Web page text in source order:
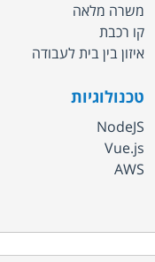
משרה מלאה
קו רכבת
איזון בין בית לעבודה
טכנולוגיות
NodeJS
Vue.js
AWS